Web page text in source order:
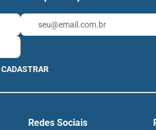
CADASTRAR
Redes Sociais